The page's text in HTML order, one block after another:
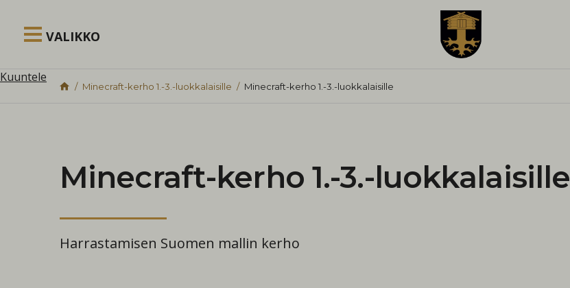
VALIKKO
Kuuntele
Minecraft-kerho 1.-3.-luokkalaisille Minecraft-kerho 1.-3.-luokkalaisille
Minecraft-kerho 1.-3.-luokkalaisille
Harrastamisen Suomen mallin kerho